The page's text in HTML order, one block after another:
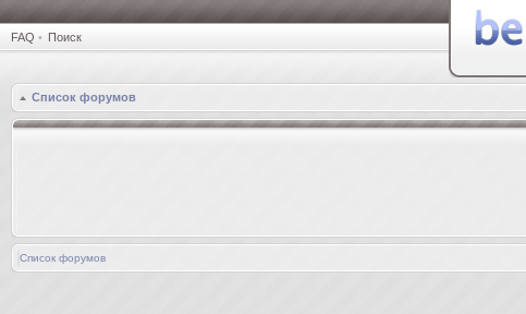
FAQ • Поиск
Список форумов
Список форумов